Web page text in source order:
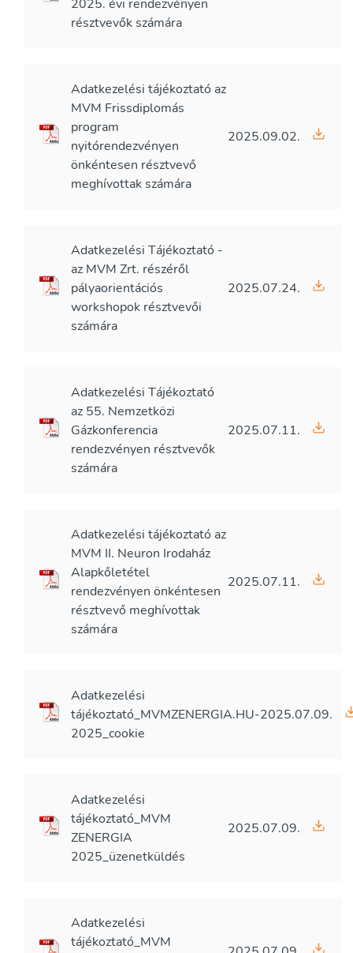
2025. évi rendezvényen
résztvevők számára
Adatkezelési tájékoztató az
MVM Frissdiplomás
program
nyitórendezvényen
önkéntesen résztvevő
meghívottak számára
2025.09.02.
Adatkezelési Tájékoztató -
az MVM Zrt. részéről
pályaorientációs
workshopok résztvevői
számára
2025.07.24.
Adatkezelési Tájékoztató
az 55. Nemzetközi
Gázkonferencia
rendezvényen résztvevők
számára
2025.07.11.
Adatkezelési tájékoztató az
MVM II. Neuron Irodaház
Alapkőletétel
rendezvényen önkéntesen
résztvevő meghívottak
számára
2025.07.11.
Adatkezelési
tájékoztató_MVMZENERGIA.HU-
2025_cookie
2025.07.09.
Adatkezelési
tájékoztató_MVM
ZENERGIA
2025_üzenetküldés
2025.07.09.
Adatkezelési
tájékoztató_MVM